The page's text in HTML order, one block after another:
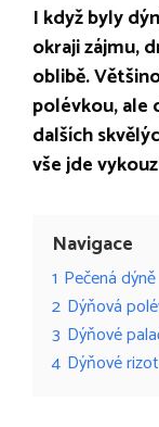
I když byly
okraji zájmu,
oblibě.
polévkou, ale
dalších
vše jde
Navigace
1 Pečená dýně
2 Dýňová
3 Dýňové
4 Dýňové